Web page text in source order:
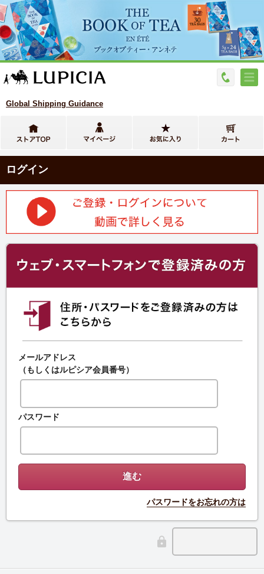
Global Shipping Guidance
ログイン
メールアドレス
（もしくはルピシア会員番号）
パスワード
パスワードをお忘れの方は